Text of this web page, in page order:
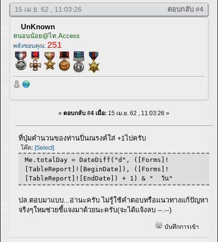
15 เม.ย. 62 , 11:03:26 ตอบกลับ #4
UnKnown
หนอนน้อย@ไท.Access
พลังขอบคุณ: 251
« ตอบกลับ #4 เมื่อ: 15 เม.ย. 62 , 11:03:26 »
ที่ปุ่มคำนวนของท่านปิ่นณรงค์ใส่ +1ไปครับ
โค๊ด: [Select]
Me.totalDay = DateDiff("d", ([Forms]!
[TableReport]![BeginDate]), ([Forms]!
[TableReport]![EndDate]) + 1) & " วัน"
ปล.ตอบมาแบบ...อ่านะครับ ไม่รู้ใช้คำตอบหรือแนวทางแก้ปัญหา
จริงๆใหมช่วยชี้แจงมาด้วยนะครับ(จะได้แจ้งลบ --.--)
บันทึกการเข้า